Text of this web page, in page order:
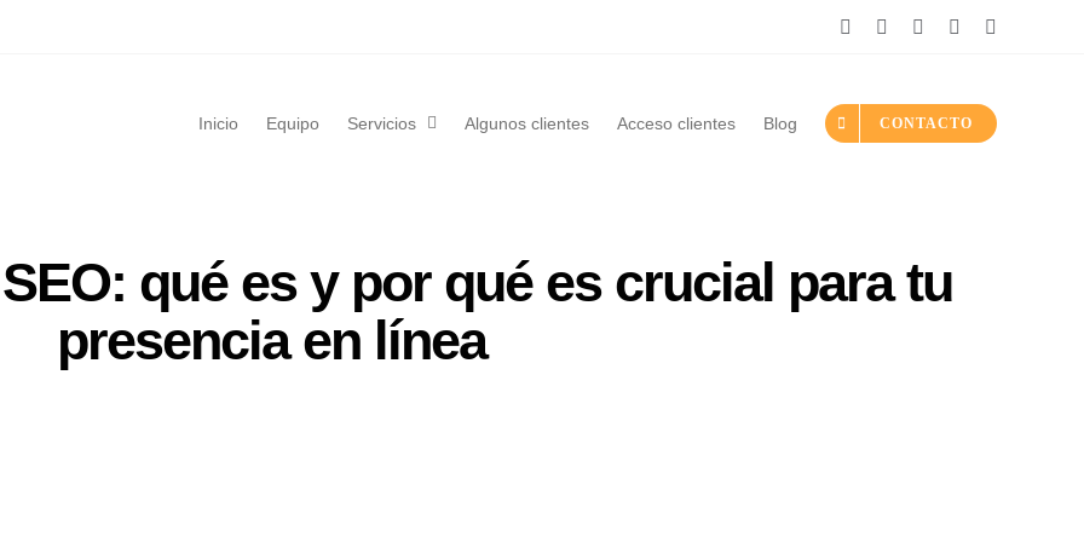
InstagramLinkedInFacebookYouTube
Inicio Equipo Servicios Algunos clientes Acceso clientes Blog CONTACTO
qué es y por qué es crucial para tu
presencia en línea